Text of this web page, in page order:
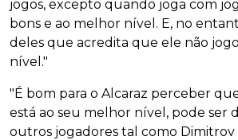
jogos, excepto quando joga com
bons e ao melhor nível. E, no
deles que acredita que ele não
nível."
"É bom para o Alcaraz perceber
está ao seu melhor nível, pode ser
outros jogadores tal como Dimitrov